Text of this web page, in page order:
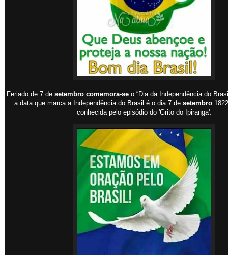
Feriado de 7 de setembro comemora-se o “Dia da Independência do
a data que marca a Independência do Brasil é o dia 7 de setembro
conhecida pelo episódio do 'Grito do Ipiranga'.